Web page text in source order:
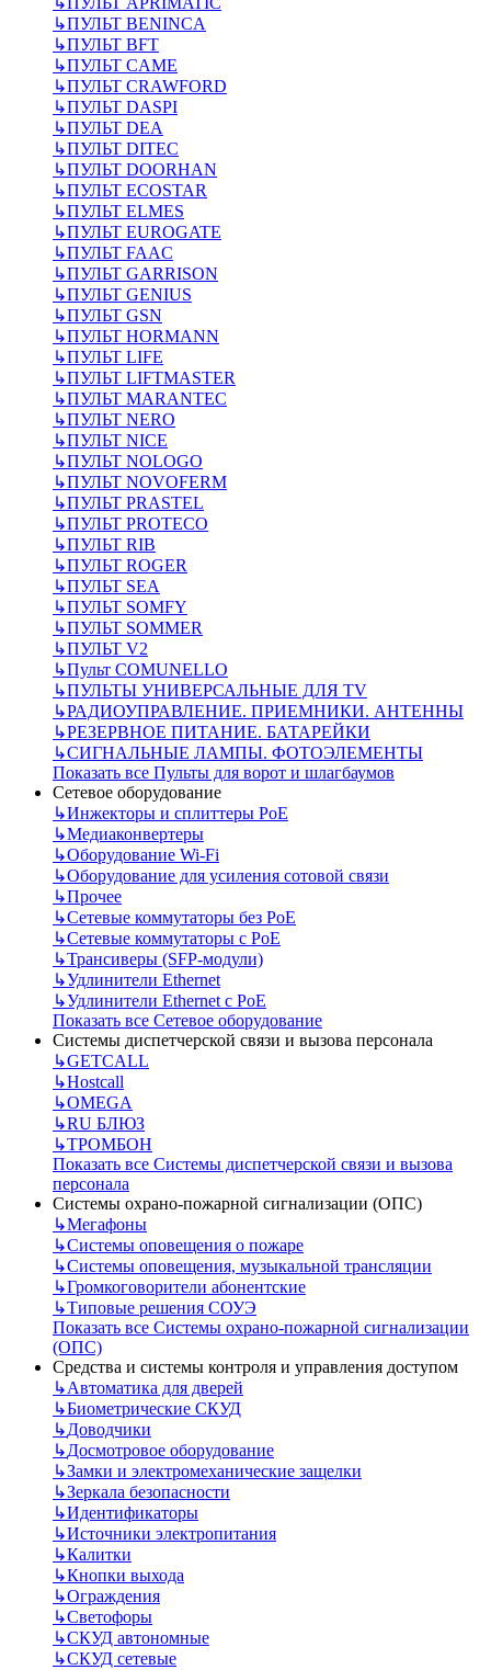
↳ПУЛЬТ BENINCA
↳ПУЛЬТ BFT
↳ПУЛЬТ CAME
↳ПУЛЬТ CRAWFORD
↳ПУЛЬТ DASPI
↳ПУЛЬТ DEA
↳ПУЛЬТ DITEC
↳ПУЛЬТ DOORHAN
↳ПУЛЬТ ECOSTAR
↳ПУЛЬТ ELMES
↳ПУЛЬТ EUROGATE
↳ПУЛЬТ FAAC
↳ПУЛЬТ GARRISON
↳ПУЛЬТ GENIUS
↳ПУЛЬТ GSN
↳ПУЛЬТ HORMANN
↳ПУЛЬТ LIFE
↳ПУЛЬТ LIFTMASTER
↳ПУЛЬТ MARANTEC
↳ПУЛЬТ NERO
↳ПУЛЬТ NICE
↳ПУЛЬТ NOLOGO
↳ПУЛЬТ NOVOFERM
↳ПУЛЬТ PRASTEL
↳ПУЛЬТ PROTECO
↳ПУЛЬТ RIB
↳ПУЛЬТ ROGER
↳ПУЛЬТ SEA
↳ПУЛЬТ SOMFY
↳ПУЛЬТ SOMMER
↳ПУЛЬТ V2
↳Пульт СOMUNELLO
↳ПУЛЬТЫ УНИВЕРСАЛЬНЫЕ ДЛЯ TV
↳РАДИОУПРАВЛЕНИЕ. ПРИЕМНИКИ. АНТЕННЫ
↳РЕЗЕРВНОЕ ПИТАНИЕ. БАТАРЕЙКИ
↳СИГНАЛЬНЫЕ ЛАМПЫ. ФОТОЭЛЕМЕНТЫ
Показать все Пульты для ворот и шлагбаумов
Сетевое оборудование
↳Инжекторы и сплиттеры РоЕ
↳Медиаконвертеры
↳Оборудование Wi-Fi
↳Оборудование для усиления сотовой связи
↳Прочее
↳Сетевые коммутаторы без РоЕ
↳Сетевые коммутаторы с РоЕ
↳Трансиверы (SFP-модули)
↳Удлинители Ethernet
↳Удлинители Ethernet с PoE
Показать все Сетевое оборудование
Системы диспетчерской связи и вызова персонала
↳GETCALL
↳Hostcall
↳OMEGA
↳RU БЛЮЗ
↳ТРОМБОН
Показать все Системы диспетчерской связи и вызова
персонала
Системы охрано-пожарной сигнализации (ОПС)
↳Мегафоны
↳Системы оповещения о пожаре
↳Системы оповещения, музыкальной трансляции
↳Громкоговорители абонентские
↳Типовые решения СОУЭ
Показать все Системы охрано-пожарной сигнализации
(ОПС)
Средства и системы контроля и управления доступом
↳Автоматика для дверей
↳Биометрические СКУД
↳Доводчики
↳Досмотровое оборудование
↳Замки и электромеханические защелки
↳Зеркала безопасности
↳Идентификаторы
↳Источники электропитания
↳Калитки
↳Кнопки выхода
↳Ограждения
↳Светофоры
↳СКУД автономные
↳СКУД сетевые